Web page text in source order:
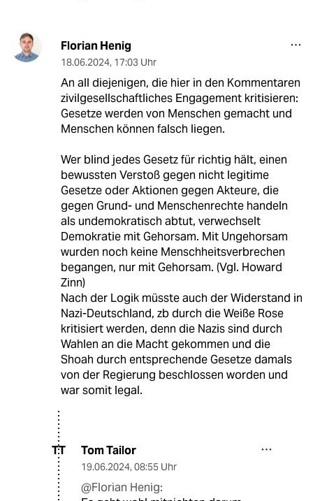
Florian Henig
18.06.2024, 17:03 Uhr
An all diejenigen, die hier in den Kommentaren
zivilgesellschaftliches Engagement kritisieren:
Gesetze werden von Menschen gemacht und
Menschen können falsch liegen.
Wer blind jedes Gesetz für richtig hält, einen
bewussten Verstoß gegen nicht legitime
Gesetze oder Aktionen gegen Akteure, die
gegen Grund- und Menschenrechte handeln
als undemokratisch abtut, verwechselt
Demokratie mit Gehorsam. Mit Ungehorsam
wurden noch keine Menschheitsverbrechen
begangen, nur mit Gehorsam. (Vgl. Howard
Zinn)
Nach der Logik müsste auch der Widerstand in
Nazi-Deutschland, zb durch die Weiße Rose
kritisiert werden, denn die Nazis sind durch
Wahlen an die Macht gekommen und die
Shoah durch entsprechende Gesetze damals
von der Regierung beschlossen worden und
war somit legal.
TT Tom Tailor
19.06.2024, 08:55 Uhr
@Florian Henig: